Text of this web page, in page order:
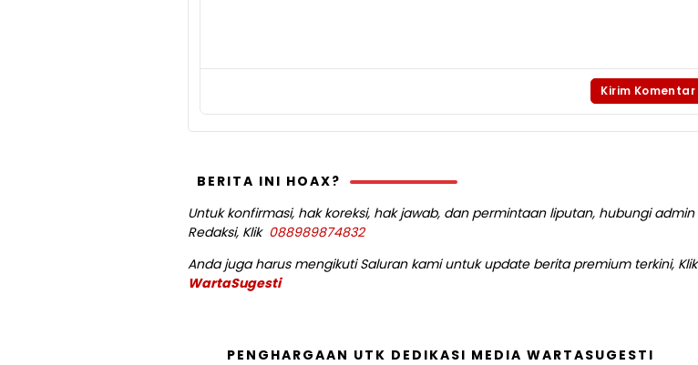
BERITA INI HOAX?
Untuk konfirmasi, hak koreksi, hak jawab, dan permintaan liputan, hubungi admin
Redaksi, Klik 088989874832
Anda juga harus mengikuti Saluran kami untuk update berita premium terkini, Klik
WartaSugesti
PENGHARGAAN UTK DEDIKASI MEDIA WARTASUGESTI